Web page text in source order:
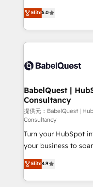
- Dashboards,
nurturing sequences.
scalable retainers. Let’s make HubSpot your most
powerful growth
complexity, so your
Welcome to our Profile!
implementation,
training • CRM
custom API
operations A little about us: • Boutique 'Elite' team of
12 • 150+ clients
Service Hub, Data
27001:2022, ISO
certified - the AI
our AI governance
Ready for the next step? Click the 👈
𝗯𝘂𝘀𝗶𝗻𝗲𝘀𝘀' button to
𝘳𝘦𝘴𝘱𝘰𝘯𝘴𝘪𝘷𝘦)
Elite5.0
BabelQuest |
Consultancy
提供元：BabelQuest |
Consultancy
Turn your HubSpot
your business to soar 🚀 We’re a team of
HubSpot experts ready to
implement the
environments,
Elite4.9